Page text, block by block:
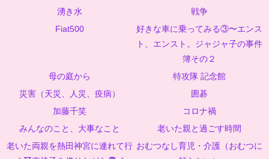
湧き水
戦争
Fiat500
好きな車に乗ってみる③〜エンス
ト、エンスト。ジャジャ子の事件
簿その２
母の庭から
特攻隊 記念館
災害（天災、人災、疫病）
囲碁
加藤千笑
コロナ禍
みんなのこと、大事なこと
老いた親と過ごす時間
老いた両親を熱田神宮に連れて行 おむつなし育児・介護（おむつに